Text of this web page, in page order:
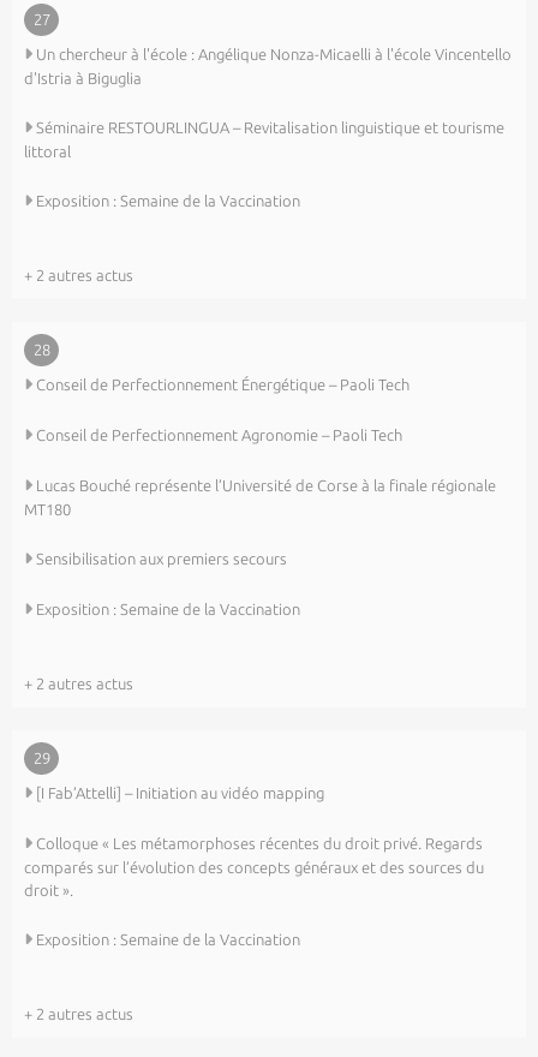
27
Un chercheur à l'école : Angélique Nonza-Micaelli à l'école Vincentello
d'Istria à Biguglia
Séminaire RESTOURLINGUA – Revitalisation linguistique et tourisme
littoral
Exposition : Semaine de la Vaccination
+ 2 autres actus
28
Conseil de Perfectionnement Énergétique – Paoli Tech
Conseil de Perfectionnement Agronomie – Paoli Tech
Lucas Bouché représente l’Université de Corse à la finale régionale
MT180
Sensibilisation aux premiers secours
Exposition : Semaine de la Vaccination
+ 2 autres actus
29
[I Fab’Attelli] – Initiation au vidéo mapping
Colloque « Les métamorphoses récentes du droit privé. Regards
comparés sur l’évolution des concepts généraux et des sources du
droit ».
Exposition : Semaine de la Vaccination
+ 2 autres actus